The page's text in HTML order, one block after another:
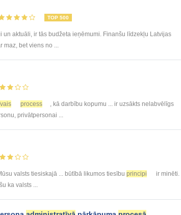
TOP 500
un aktuāli, ir tās budžeta ieņēmumi. Finanšu līdzekļu Latvijas
maz, bet viens no ...
process
, kā darbību kopumu ... ir uzsākts nelabvēlīgs
privātpersonai ...
valsts tiesiskajā ... būtībā likumos tiesību principi
ir minēti.
ka valsts ...